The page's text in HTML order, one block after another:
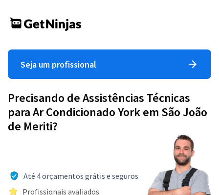
Seja um profissional
Precisando de Assistências Técnicas
para Ar Condicionado York em São João
de Meriti?
Até 4 orçamentos grátis e seguros
Profissionais avaliados